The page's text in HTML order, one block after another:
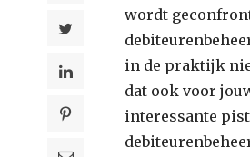
wordt
in de praktijk
dat ook voor
interessante